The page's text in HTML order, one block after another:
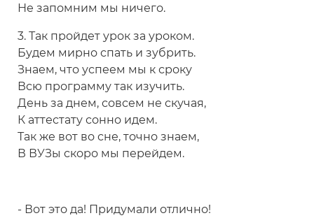
Не запомним мы ничего.
3. Так пройдет урок за уроком.
Будем мирно спать и зубрить.
Знаем, что успеем мы к сроку
Всю программу так изучить.
День за днем, совсем не скучая,
К аттестату сонно идем.
Так же вот во сне, точно знаем,
В ВУЗы скоро мы перейдем.
- Вот это да! Придумали отлично!